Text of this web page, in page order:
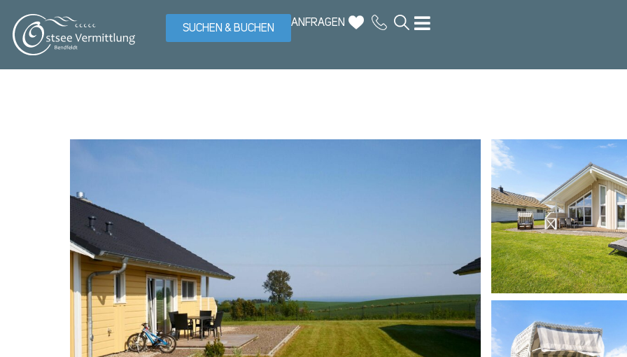
SUCHEN & BUCHEN ANFRAGEN